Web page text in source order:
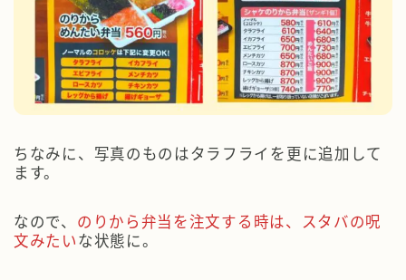
ちなみに、写真のものはタラフライを更に追加して
ます。
なので、 のりから弁当を注文する時は、スタバの呪
文みたい な状態に。